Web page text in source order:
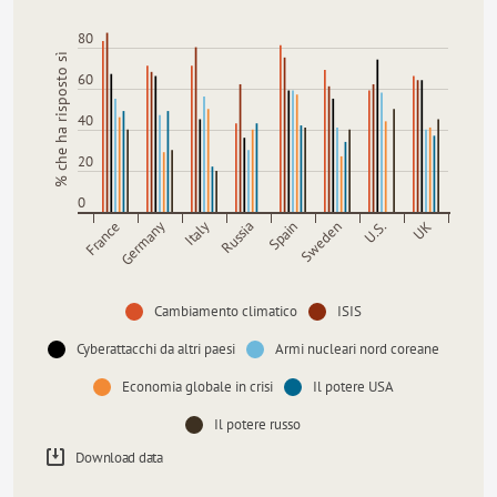
80
60
40
20
0
FranceGermany Italy Russia SpainSweden U.S. UK
% che ha risposto sì
Cambiamento climatico
ISIS
Cyberattacchi da altri paesi
Armi nucleari nord coreane
Economia globale in crisi
Il potere USA
Il potere russo
Download data